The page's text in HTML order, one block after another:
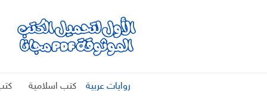
روايات عربية كتب اسلامية